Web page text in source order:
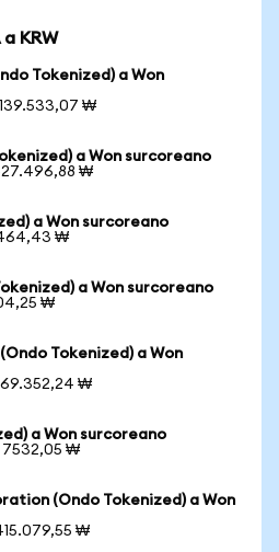
KRW
Tokenized) a Won
139.533,07 ₩
a Won surcoreano
₩
a Won surcoreano
₩
a Won surcoreano
₩
Tokenized) a Won
₩
a Won surcoreano
7532,05 ₩
(Ondo Tokenized) a Won
₩